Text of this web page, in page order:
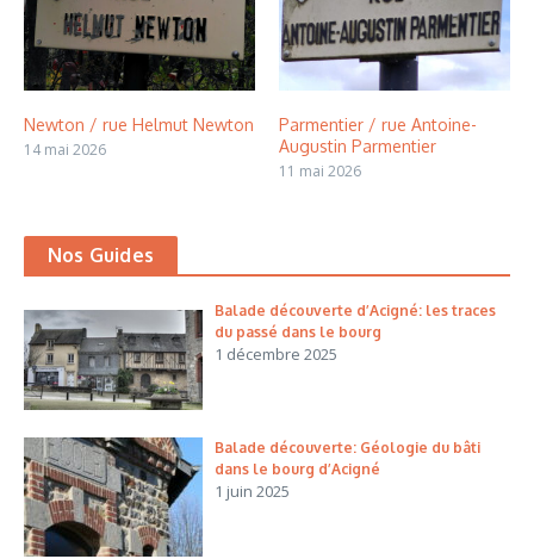
Newton / rue Helmut Newton
14 mai 2026
Parmentier / rue Antoine-
Augustin Parmentier
11 mai 2026
Nos Guides
Balade découverte d’Acigné: les traces
du passé dans le bourg
1 décembre 2025
Balade découverte: Géologie du bâti
dans le bourg d’Acigné
1 juin 2025